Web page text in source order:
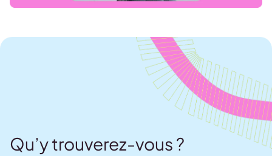
Qu’y trouverez-vous ?